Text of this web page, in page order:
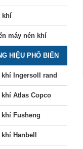
khí
máy nén khí
HIỆU PHỔ BIẾN
Ingersoll rand
Atlas Copco
Fusheng
Hanbell